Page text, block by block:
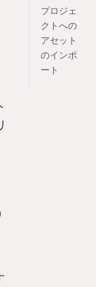
プロジェ
クトへの
アセット
のインポ
ート